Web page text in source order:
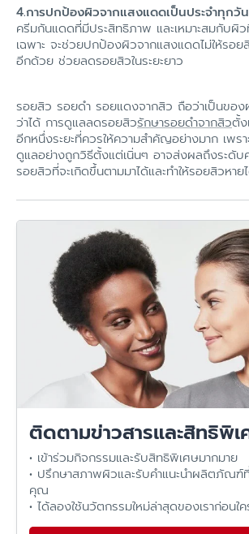
4.การปกป้องผิวจากแสงแดดเป็นประจำทุกวัน
ครีมกันแดดที่มีประสิทธิภาพ และเหมาะสมกับผิ
เฉพาะ จะช่วยปกป้องผิวจากแสงแดดไม่ให้รอ
อีกด้วย ช่วยลดรอยสิวในระยะยาว
รอยสิว รอยดำ รอยแดงจากสิว ถือว่าเป็นของ
ว่าได้ การดูแลลดรอยสิวรักษารอยดำจากสิวตั้ง
อีกหนึ่งระยะที่ควรให้ความสำคัญอย่างมาก เพรา
ดูแลอย่างถูกวิธีตั้งแต่เนิ่นๆ อาจส่งผลถึงระดับ
รอยสิวที่จะเกิดขึ้นตามมาได้และทำให้รอยสิวหา
ติดตามข่าวสารและสิทธิพิ
• เข้าร่วมกิจกรรมและรับสิทธิพิเศษมากมาย
• ปรึกษาสภาพผิวและรับคำแนะนำผลิตภัณฑ์
คุณ
• ได้ลองใช้นวัตกรรมใหม่ล่าสุดของเราก่อนใค